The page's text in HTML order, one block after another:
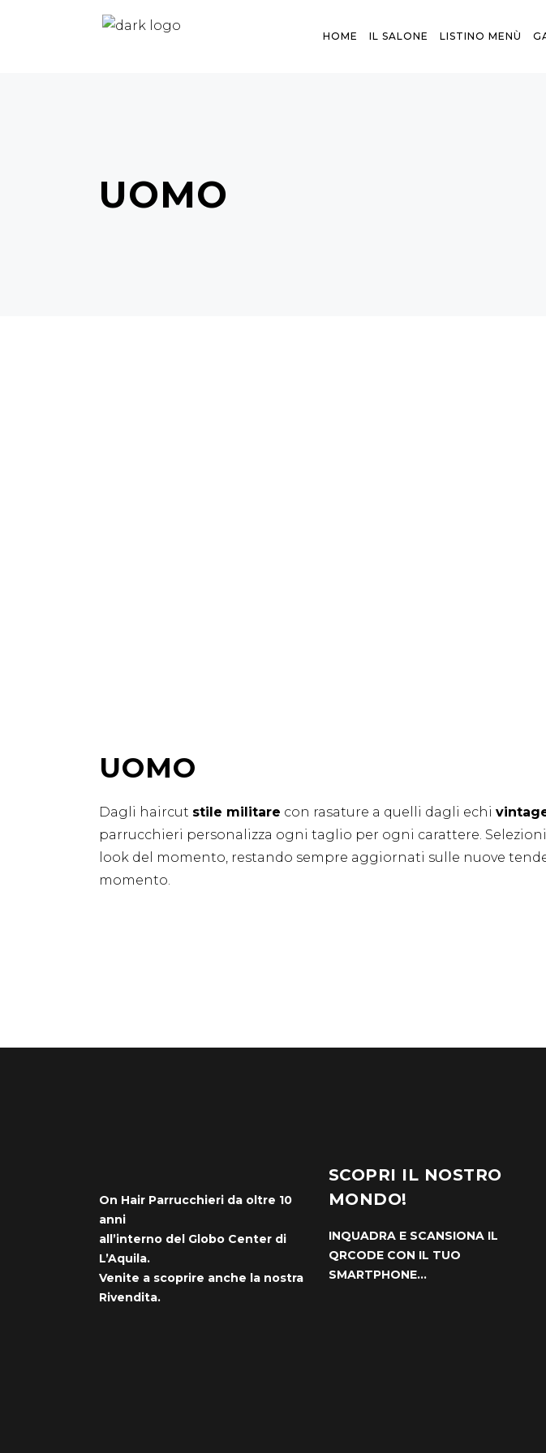
HOME IL SALONE LISTINO MENÙ
UOMO
UOMO
Dagli haircut stile militare con rasature a quelli dagli echi
parrucchieri personalizza ogni taglio per ogni carattere.
look del momento, restando sempre aggiornati sulle nuove
momento.
On Hair Parrucchieri da oltre 10
anni
all’interno del Globo Center di
L’Aquila.
Venite a scoprire anche la nostra
Rivendita.
SCOPRI IL NOSTRO
MONDO!
INQUADRA E SCANSIONA IL
QRCODE CON IL TUO
SMARTPHONE…